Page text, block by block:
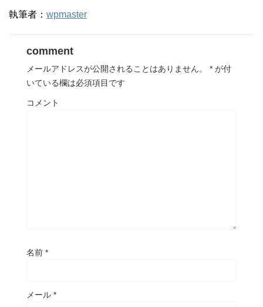
執筆者： wpmaster
comment
メールアドレスが公開されることはありません。 * が付
いている欄は必須項目です
コメント
名前 *
メール *